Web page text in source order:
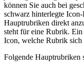
können Sie auch bei
schwarz hinterlegte Icon-
Hauptrubriken direkt
steht für eine Rubrik.
Icon, welche Rubrik
Folgende Hauptrubriken